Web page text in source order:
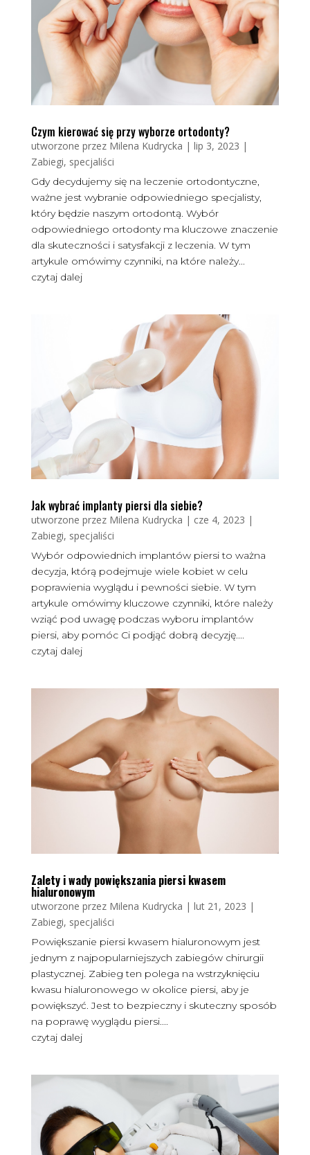
Czym kierować się przy wyborze ortodonty?
utworzone przez Milena Kudrycka | lip 3, 2023 |
Zabiegi, specjaliści
Gdy decydujemy się na leczenie ortodontyczne,
ważne jest wybranie odpowiedniego specjalisty,
który będzie naszym ortodontą. Wybór
odpowiedniego ortodonty ma kluczowe znaczenie
dla skuteczności i satysfakcji z leczenia. W tym
artykule omówimy czynniki, na które należy...
czytaj dalej
Jak wybrać implanty piersi dla siebie?
utworzone przez Milena Kudrycka | cze 4, 2023 |
Zabiegi, specjaliści
Wybór odpowiednich implantów piersi to ważna
decyzja, którą podejmuje wiele kobiet w celu
poprawienia wyglądu i pewności siebie. W tym
artykule omówimy kluczowe czynniki, które należy
wziąć pod uwagę podczas wyboru implantów
piersi, aby pomóc Ci podjąć dobrą decyzję....
czytaj dalej
Zalety i wady powiększania piersi kwasem
hialuronowym
utworzone przez Milena Kudrycka | lut 21, 2023 |
Zabiegi, specjaliści
Powiększanie piersi kwasem hialuronowym jest
jednym z najpopularniejszych zabiegów chirurgii
plastycznej. Zabieg ten polega na wstrzyknięciu
kwasu hialuronowego w okolice piersi, aby je
powiększyć. Jest to bezpieczny i skuteczny sposób
na poprawę wyglądu piersi....
czytaj dalej